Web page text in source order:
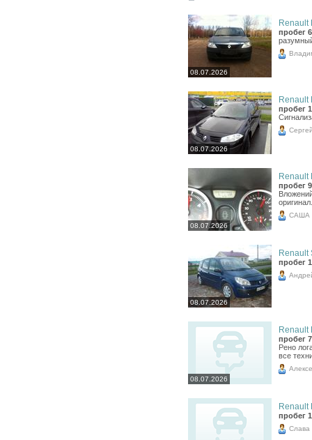
08.07.2026
Renault
пробег
08.07.2026
Renault
пробег
08.07.2026
Renault
пробег
САША
08.07.2026
Renault
пробег
08.07.2026
Renault
пробег
Рено
все
Renault
пробег
Слава